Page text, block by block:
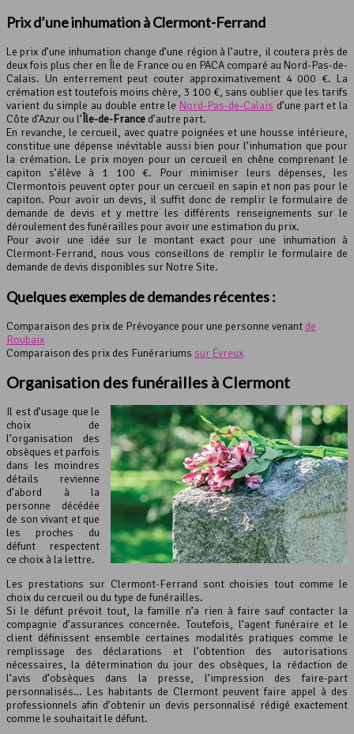
Prix d’une inhumation à Clermont-Ferrand
Le prix d’une inhumation change d’une région à l’autre, il coutera près de
deux fois plus cher en Île de France ou en PACA comparé au Nord-Pas-de-
Calais. Un enterrement peut couter approximativement 4 000 €. La
crémation est toutefois moins chère, 3 100 €, sans oublier que les tarifs
varient du simple au double entre le Nord-Pas-de-Calais d’une part et la
Côte d’Azur ou l’Île-de-France d’autre part.
En revanche, le cercueil, avec quatre poignées et une housse intérieure,
constitue une dépense inévitable aussi bien pour l’inhumation que pour
la crémation. Le prix moyen pour un cercueil en chêne comprenant le
capiton s’élève à 1 100 €. Pour minimiser leurs dépenses, les
Clermontois peuvent opter pour un cercueil en sapin et non pas pour le
capiton. Pour avoir un devis, il suffit donc de remplir le formulaire de
demande de devis et y mettre les différents renseignements sur le
déroulement des funérailles pour avoir une estimation du prix.
Pour avoir une idée sur le montant exact pour une inhumation à
Clermont-Ferrand, nous vous conseillons de remplir le formulaire de
demande de devis disponibles sur Notre Site.
Quelques exemples de demandes récentes :
Comparaison des prix de Prévoyance pour une personne venant de
Roubaix
Comparaison des prix des Funérariums sur Évreux
Organisation des funérailles à Clermont
Il est d’usage que le
choix de
l’organisation des
obsèques et parfois
dans les moindres
détails revienne
d’abord à la
personne décédée
de son vivant et que
les proches du
défunt respectent
ce choix à la lettre.
Les prestations sur Clermont-Ferrand sont choisies tout comme le
choix du cercueil ou du type de funérailles.
Si le défunt prévoit tout, la famille n’a rien à faire sauf contacter la
compagnie d’assurances concernée. Toutefois, l’agent funéraire et le
client définissent ensemble certaines modalités pratiques comme le
remplissage des déclarations et l’obtention des autorisations
nécessaires, la détermination du jour des obsèques, la rédaction de
l’avis d’obsèques dans la presse, l’impression des faire-part
personnalisés… Les habitants de Clermont peuvent faire appel à des
professionnels afin d’obtenir un devis personnalisé rédigé exactement
comme le souhaitait le défunt.